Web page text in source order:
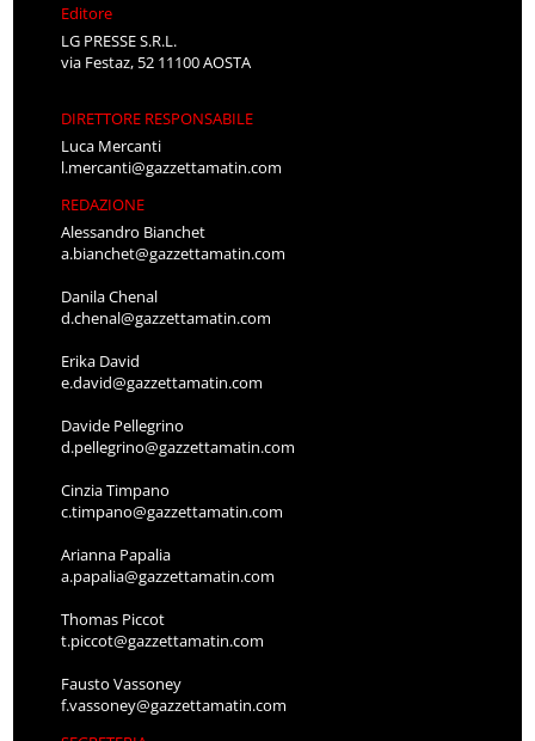
Editore
LG PRESSE S.R.L.
via Festaz, 52 11100 AOSTA
DIRETTORE RESPONSABILE
Luca Mercanti
l.mercanti@gazzettamatin.com
REDAZIONE
Alessandro Bianchet
a.bianchet@gazzettamatin.com
Danila Chenal
d.chenal@gazzettamatin.com
Erika David
e.david@gazzettamatin.com
Davide Pellegrino
d.pellegrino@gazzettamatin.com
Cinzia Timpano
c.timpano@gazzettamatin.com
Arianna Papalia
a.papalia@gazzettamatin.com
Thomas Piccot
t.piccot@gazzettamatin.com
Fausto Vassoney
f.vassoney@gazzettamatin.com